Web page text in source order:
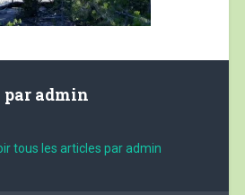
par admin
tous les articles par admin